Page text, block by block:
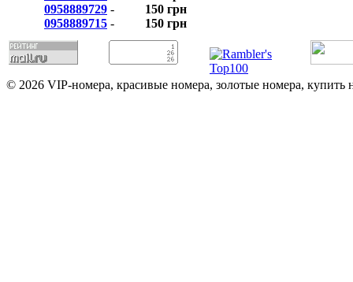
0958889729 -
150 грн
0958889715 - 150 грн
© 2026 VIP-номера, красивые номера, золотые номера,